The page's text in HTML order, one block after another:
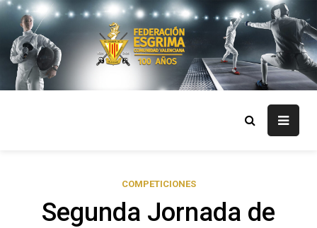
Skip
content
COMPETICIONES
Segunda Jornada de